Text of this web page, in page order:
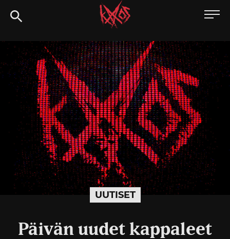
Siirry
suoraan
Kaaoszine
UUTISET
Päivän uudet kappaleet